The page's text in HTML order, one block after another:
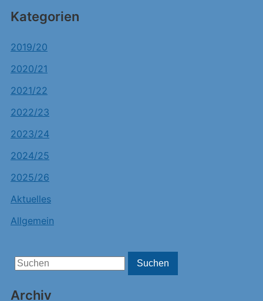
Kategorien
2019/20
2020/21
2021/22
2022/23
2023/24
2024/25
2025/26
Aktuelles
Allgemein
Search
for:
Suchen
Archiv